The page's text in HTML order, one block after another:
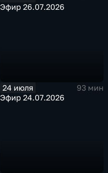
Эфир 26.07.2026
24 июля
93 мин
Эфир 24.07.2026